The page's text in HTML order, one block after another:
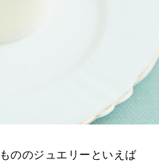
ののジュエリーといえば